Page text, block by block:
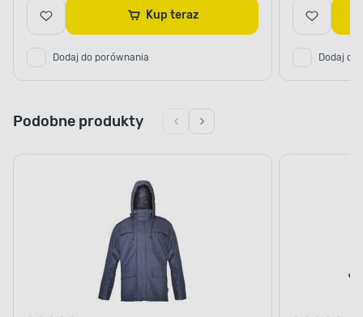
Kup teraz
Dodaj do porównania Dodaj do
Podobne produkty